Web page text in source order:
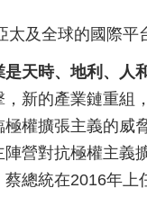
及全球的國際平
天時、地利、人和
新的產業鏈重組
權擴張主義的威
營對抗極權主義
總統在2016年上